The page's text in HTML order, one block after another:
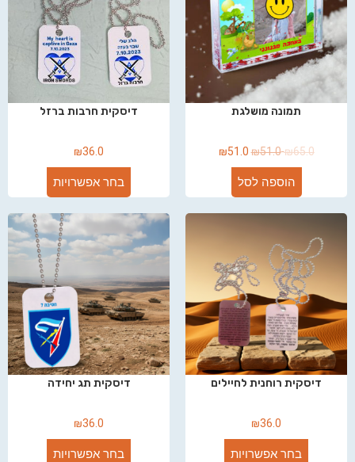
תמונה מושלגת
₪65.0
₪51.0
₪51.0
הוספה לסל
דיסקית חרבות ברזל
₪36.0
בחר אפשרויות
דיסקית רוחנית לחיילים
₪36.0
בחר אפשרויות
דיסקית תג יחידה
₪36.0
בחר אפשרויות